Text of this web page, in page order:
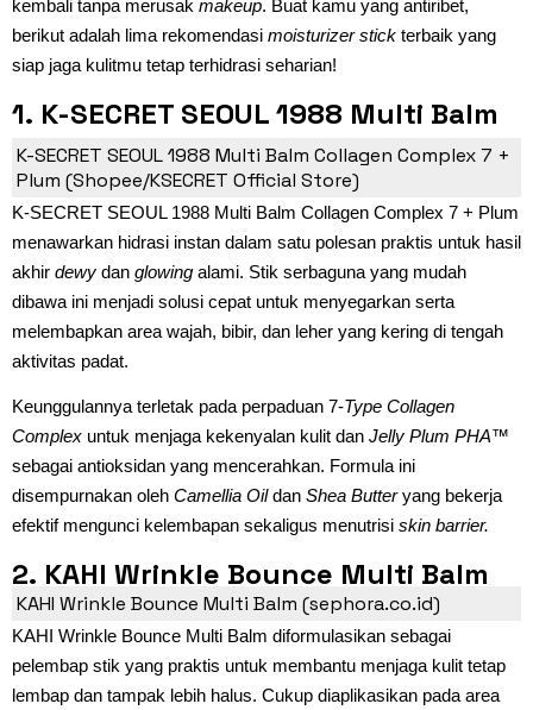
kembali tanpa merusak makeup. Buat kamu yang antiribet,
berikut adalah lima rekomendasi moisturizer stick terbaik yang
siap jaga kulitmu tetap terhidrasi seharian!
1. K-SECRET SEOUL 1988 Multi Balm
Collagen Complex 7 + Plum
K-SECRET SEOUL 1988 Multi Balm Collagen Complex 7 +
Plum (Shopee/KSECRET Official Store)
K-SECRET SEOUL 1988 Multi Balm Collagen Complex 7 + Plum
menawarkan hidrasi instan dalam satu polesan praktis untuk hasil
akhir dewy dan glowing alami. Stik serbaguna yang mudah
dibawa ini menjadi solusi cepat untuk menyegarkan serta
melembapkan area wajah, bibir, dan leher yang kering di tengah
aktivitas padat.
Keunggulannya terletak pada perpaduan 7-Type Collagen
Complex untuk menjaga kekenyalan kulit dan Jelly Plum PHA™
sebagai antioksidan yang mencerahkan. Formula ini
disempurnakan oleh Camellia Oildan Shea Butteryang bekerja
efektif mengunci kelembapan sekaligus menutrisi skin barrier.
2. KAHI Wrinkle Bounce Multi Balm
KAHI Wrinkle Bounce Multi Balm (sephora.co.id)
KAHI Wrinkle Bounce Multi Balm diformulasikan sebagai
pelembap stik yang praktis untuk membantu menjaga kulit tetap
lembap dan tampak lebih halus. Cukup diaplikasikan pada area